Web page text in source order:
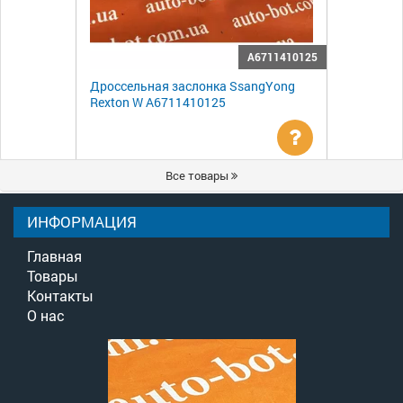
A6711410125
Дроссельная заслонка SsangYong
Rexton W A6711410125
Уточнить
цену
Все товары
ИНФОРМАЦИЯ
Главная
Товары
Контакты
О нас